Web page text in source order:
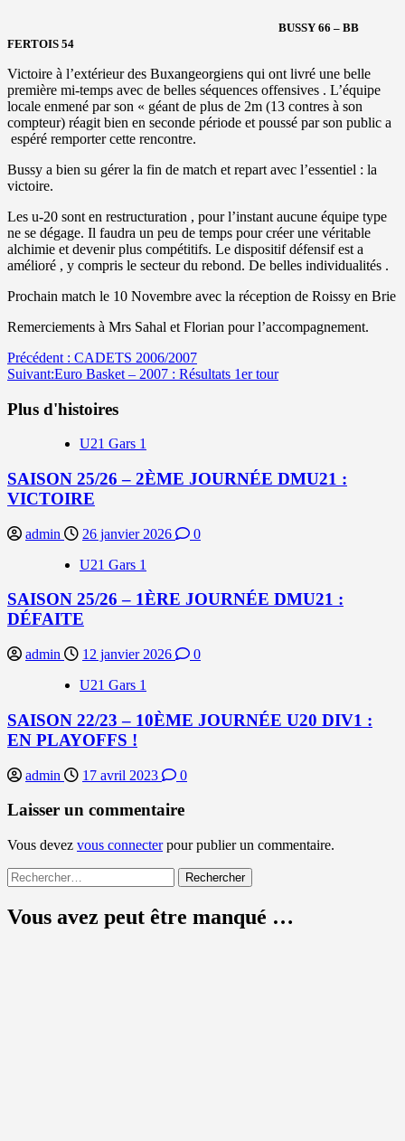
BUSSY 66 – BB
FERTOIS 54
Victoire à l’extérieur des Buxangeorgiens qui ont livré une belle
première mi-temps avec de belles séquences offensives . L’équipe
locale enmené par son « géant de plus de 2m (13 contres à son
compteur) réagit bien en seconde période et poussé par son public a
espéré remporter cette rencontre.
Bussy a bien su gérer la fin de match et repart avec l’essentiel : la
victoire.
Les u-20 sont en restructuration , pour l’instant aucune équipe type
ne se dégage. Il faudra un peu de temps pour créer une véritable
alchimie et devenir plus compétitifs. Le dispositif défensif est a
amélioré , y compris le secteur du rebond. De belles individualités .
Prochain match le 10 Novembre avec la réception de Roissy en Brie
Remerciements à Mrs Sahal et Florian pour l’accompagnement.
Navigation
d’article
Précédent : CADETS 2006/2007
Suivant:Euro Basket – 2007 : Résultats 1er tour
Plus d'histoires
U21 Gars 1
SAISON 25/26 – 2ÈME JOURNÉE DMU21 :
VICTOIRE
admin 26 janvier 2026
0
U21 Gars 1
SAISON 25/26 – 1ÈRE JOURNÉE DMU21 :
DÉFAITE
admin 12 janvier 2026
0
U21 Gars 1
SAISON 22/23 – 10ÈME JOURNÉE U20 DIV1 :
EN PLAYOFFS !
admin 17 avril 2023 0
Laisser un commentaire
Vous devez vous connecterpour publier un commentaire.
Rechercher :
Vous avez peut être manqué …